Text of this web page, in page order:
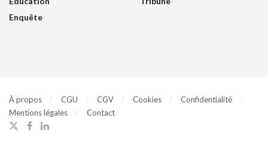
Enquête
À propos CGU CGV Cookies
Confidentialité
Mentions légales
Contact